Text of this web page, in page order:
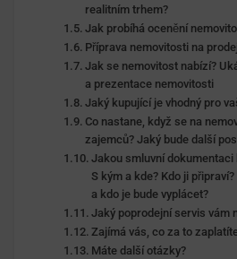
realitním trhem?
Jak probíhá ocenění
Příprava nemovitosti na prodej
Jak se nemovitost nabízí?
a prezentace nemovitosti
Jaký kupující je vhodný pro
Co nastane, když se na
zajemců? Jaký bude další
Jakou smluvní dokumentaci
S kým a kde? Kdo ji
a kdo je bude vyplácet?
Jaký poprodejní servis vám
Zajímá vás, co za to
Máte další otázky?